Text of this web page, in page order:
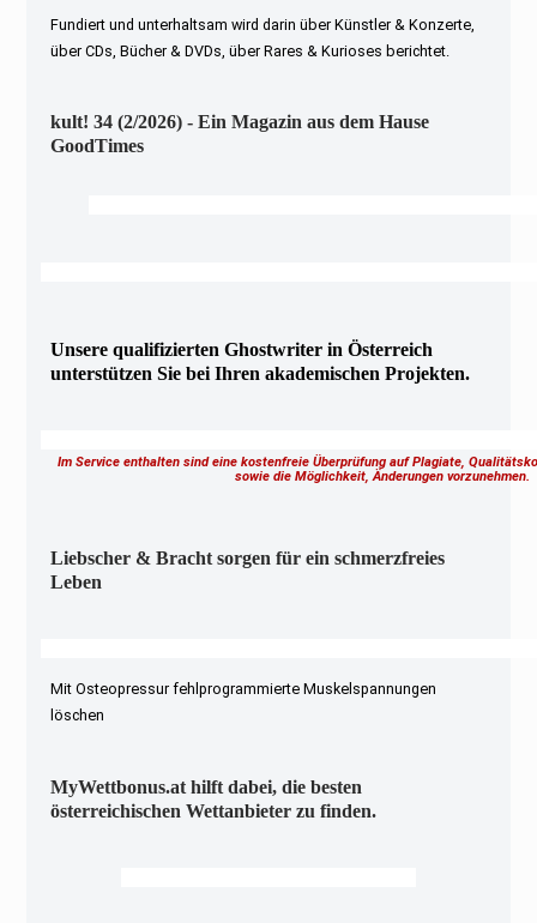
Fundiert und unterhaltsam wird darin über Künstler & Konzerte,
über CDs, Bücher & DVDs, über Rares & Kurioses berichtet.
kult! 34 (2/2026) - Ein Magazin aus dem Hause
GoodTimes
Unsere qualifizierten Ghostwriter in Österreich
unterstützen Sie bei Ihren akademischen Projekten.
Im Service enthalten sind eine kostenfreie Überprüfung auf Plagiate,
sowie die Möglichkeit, Änderungen vorzunehmen.
Liebscher & Bracht sorgen für ein schmerzfreies
Leben
Mit Osteopressur fehlprogrammierte Muskelspannungen
löschen
MyWettbonus.at hilft dabei, die besten
österreichischen Wettanbieter zu finden.